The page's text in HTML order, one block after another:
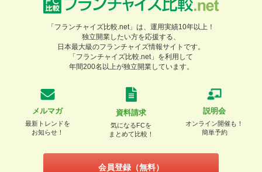
「フランチャイズ比較.net」は、運用実績10年以上！
独立開業したい方を応援する、
日本最大級のフランチャイズ情報サイトです。
「フランチャイズ比較.net」を利用して
年間200名以上が独立開業しています。
メルマガ
最新トレンドを
お知らせ！
資料請求
気になるFCを
まとめて比較！
説明会
オンライン開催も！
簡単予約
会員登録（無料）